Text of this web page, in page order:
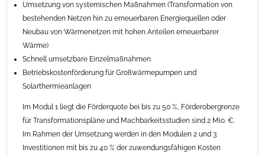
Umsetzung von systemischen Maßnahmen (Transformation von
bestehenden Netzen hin zu erneuerbaren Energiequellen oder
Neubau von Wärmenetzen mit hohen Anteilen erneuerbarer
Wärme)
Schnell umsetzbare Einzelmaßnahmen
Betriebskostenförderung für Großwärmepumpen und
Solarthermieanlagen
Im Modul 1 liegt die Förderquote bei bis zu 50 %, Förderobergrenze
für Transformationspläne und Machbarkeitsstudien sind 2 Mio. €.
Im Rahmen der Umsetzung werden in den Modulen 2 und 3
Investitionen mit bis zu 40 % der zuwendungsfähigen Kosten